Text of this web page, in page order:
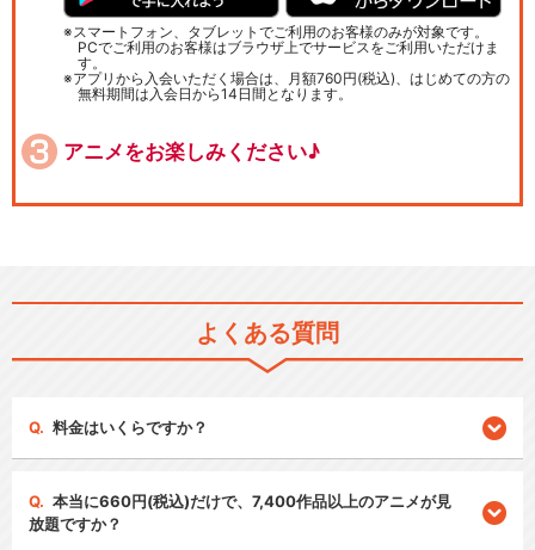
スマートフォン、タブレットでご利用のお客様のみが対象です。
PCでご利用のお客様はブラウザ上でサービスをご利用いただけま
す。
アプリから入会いただく場合は、月額760円(税込)、はじめての方の
無料期間は入会日から14日間となります。
アニメをお楽しみください♪
よくある質問
料金はいくらですか？
本当に660円(税込)だけで、7,400作品以上のアニメが見
放題ですか？